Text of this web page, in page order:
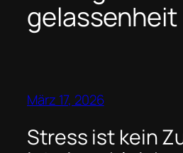
gelassenheit
März 17, 2026
Stress ist kein